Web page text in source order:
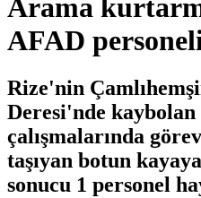
Arama
AFAD
Rize'nin
Deresi'nde
çalışmalarında
taşıyan botun
sonucu 1 personel